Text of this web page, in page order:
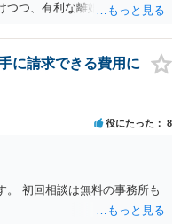
つつ、有利な離婚条件での離
に請求できる費用に
役にたった 8
。 初回相談は無料の事務所も